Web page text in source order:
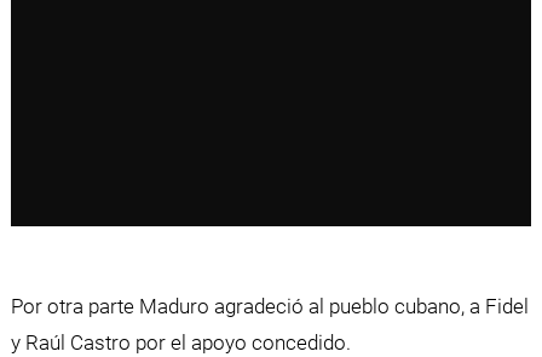
Por otra parte Maduro agradeció al pueblo cubano, a Fidel
y Raúl Castro por el apoyo concedido.